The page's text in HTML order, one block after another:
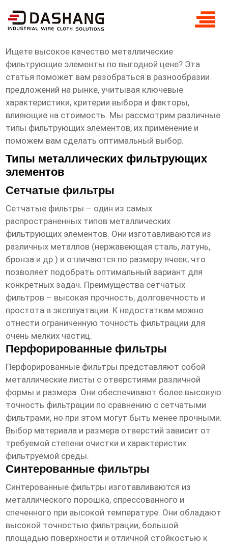
высокое ксчество металлические
фильтрующие элементы цена
Ищете высокое качество металлические
фильтрующие элементы по выгодной цене? Эта
статья поможет вам разобраться в разнообразии
предложений на рынке, учитывая ключевые
характеристики, критерии выбора и факторы,
влияющие на стоимость. Мы рассмотрим различные
типы фильтрующих элементов, их применение и
поможем вам сделать оптимальный выбор.
Типы металлических фильтрующих
элементов
Сетчатые фильтры
Сетчатые фильтры – один из самых
распространенных типов металлических
фильтрующих элементов. Они изготавливаются из
различных металлов (нержавеющая сталь, латунь,
бронза и др.) и отличаются по размеру ячеек, что
позволяет подобрать оптимальный вариант для
конкретных задач. Преимущества сетчатых
фильтров – высокая прочность, долговечность и
простота в эксплуатации. К недостаткам можно
отнести ограниченную точность фильтрации для
очень мелких частиц.
Перфорированные фильтры
Перфорированные фильтры представляют собой
металлические листы с отверстиями различной
формы и размера. Они обеспечивают более высокую
точность фильтрации по сравнению с сетчатыми
фильтрами, но при этом могут быть менее прочными.
Выбор материала и размера отверстий зависит от
требуемой степени очистки и характеристик
фильтруемой среды.
Синтерованные фильтры
Синтерованные фильтры изготавливаются из
металлического порошка, спрессованного и
спеченного при высокой температуре. Они обладают
высокой точностью фильтрации, большой
площадью поверхности и отличной стойкостью к